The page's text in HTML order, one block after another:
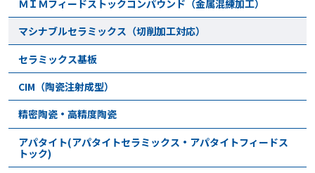
ＭＩＭフィードストックコンパウンド（金属混練加工）
マシナブルセラミックス（切削加工対応）
セラミックス基板
CIM（陶瓷注射成型）
精密陶瓷・高精度陶瓷
アパタイト(アパタイトセラミックス・アパタイトフィードス
トック)